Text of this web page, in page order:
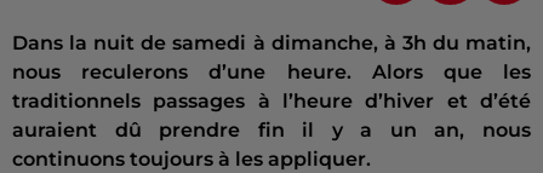
Dans la nuit de samedi à dimanche, à 3h du matin,
nous reculerons d’une heure. Alors que les
traditionnels passages à l’heure d’hiver et d’été
auraient dû prendre fin il y a un an, nous
continuons toujours à les appliquer.